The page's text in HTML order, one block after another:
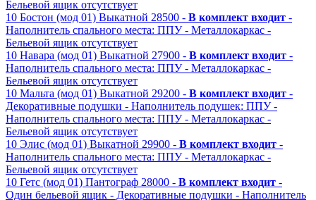
Бельевой ящик отсутствует
10 Бостон (мод 01) Выкатной 28500 - В комплект входит -
Наполнитель спального места: ППУ - Металлокаркас -
Бельевой ящик отсутствует
10 Навара (мод 01) Выкатной 27900 - В комплект входит -
Наполнитель спального места: ППУ - Металлокаркас -
Бельевой ящик отсутствует
10 Мальта (мод 01) Выкатной 29200 - В комплект входит -
Декоративные подушки - Наполнитель подушек: ППУ -
Наполнитель спального места: ППУ - Металлокаркас -
Бельевой ящик отсутствует
10 Элис (мод 01) Выкатной 29900 - В комплект входит -
Наполнитель спального места: ППУ - Металлокаркас -
Бельевой ящик отсутствует
10 Гетс (мод 01) Пантограф 28000 - В комплект входит -
Один бельевой ящик - Декоративные подушки - Наполнитель